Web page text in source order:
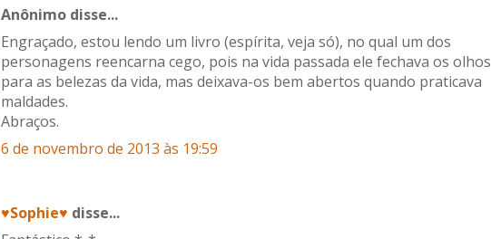
Anônimo disse...
Engraçado, estou lendo um livro (espírita, veja só), no qual um dos
personagens reencarna cego, pois na vida passada ele fechava os olhos
para as belezas da vida, mas deixava-os bem abertos quando praticava
maldades.
Abraços.
6 de novembro de 2013 às 19:59
♥Sophie♥ disse...